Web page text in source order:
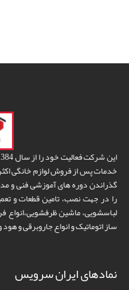
خدمات پس از فروش لوازم خانگی اکثر
گذراندن دوره های آموزشی فنی و
را در جهت نصب، تامین قطعات و
لباسشویی، ماشین ظرفشویی،انواع
ساز اتوماتیک و انواع جاروبرقی و
نمادهای ایران سرویس